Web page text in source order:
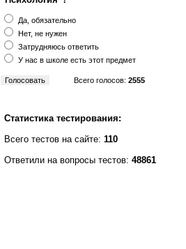
Да, обязательно
Нет, не нужен
Затрудняюсь ответить
У нас в школе есть этот предмет
Всего голосов: 2555
Статистика тестирования:
Всего тестов на сайте: 110
Ответили на вопросы тестов: 48861